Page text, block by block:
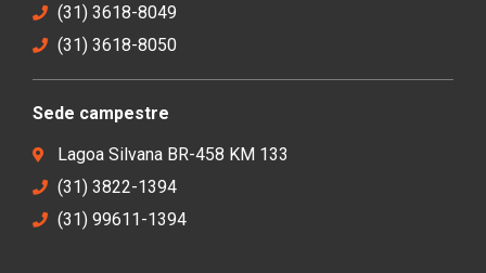
(31) 3618-8049
(31) 3618-8050
Sede campestre
Lagoa Silvana BR-458 KM 133
(31) 3822-1394
(31) 99611-1394